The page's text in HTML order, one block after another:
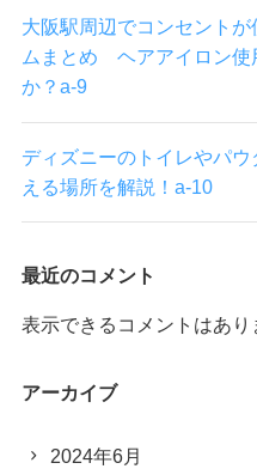
大阪駅周辺でコンセント
ムまとめ ヘアアイロン使
か？a-9
ディズニーのトイレやパ
える場所を解説！a-10
最近のコメント
表示できるコメントはあり
アーカイブ
2024年6月